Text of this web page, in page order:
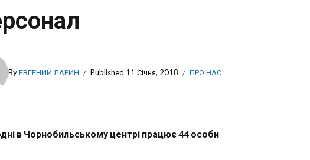
ByЕВГЕНИЙ ЛАРИН Published 11 Січня, 2018 ПРО НАС
в Чорнобильському центрі працює 44 особи